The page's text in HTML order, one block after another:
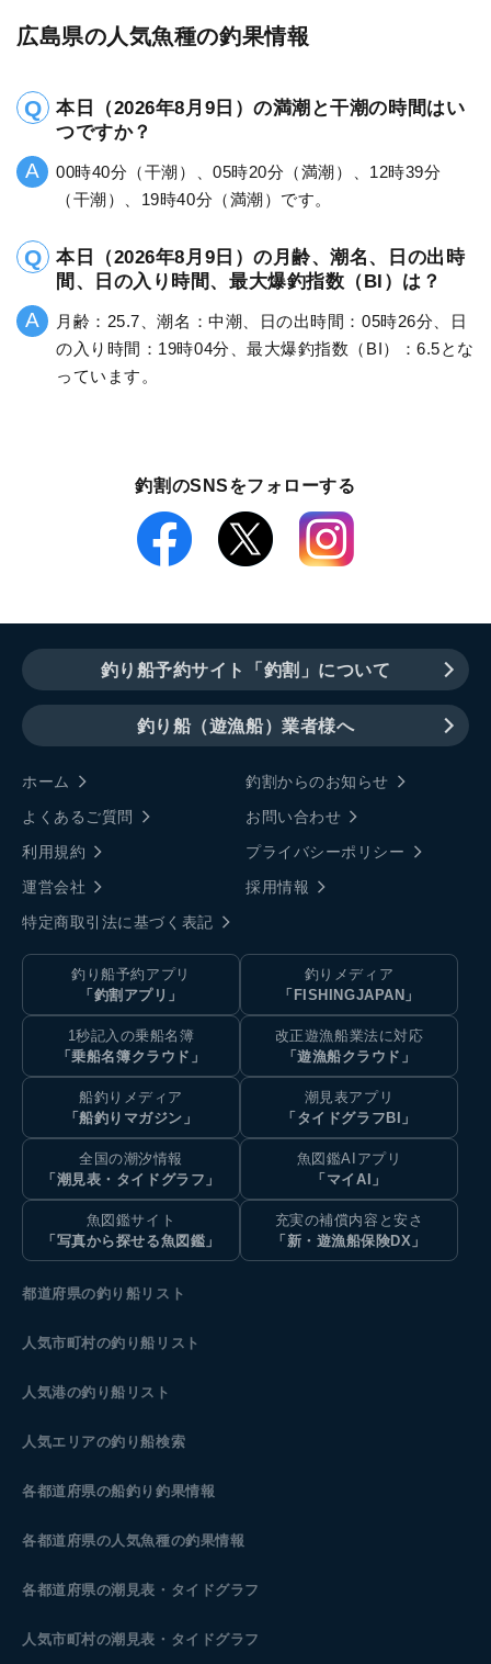
広島県の人気魚種の釣果情報
本日（2026年8月9日）の満潮と干潮の時間はい
つですか？
00時40分（干潮）、05時20分（満潮）、12時39分
（干潮）、19時40分（満潮）です。
本日（2026年8月9日）の月齢、潮名、日の出時
間、日の入り時間、最大爆釣指数（BI）は？
月齢：25.7、潮名：中潮、日の出時間：05時26分、日
の入り時間：19時04分、最大爆釣指数（BI）：6.5とな
っています。
釣割のSNSをフォローする
釣り船予約サイト「釣割」について
釣り船（遊漁船）業者様へ
ホーム
釣割からのお知らせ
よくあるご質問
お問い合わせ
利用規約
プライバシーポリシー
運営会社
採用情報
特定商取引法に基づく表記
釣り船予約アプリ
「釣割アプリ」
釣りメディア
「FISHINGJAPAN」
1秒記入の乗船名簿
「乗船名簿クラウド」
改正遊漁船業法に対応
「遊漁船クラウド」
船釣りメディア
「船釣りマガジン」
潮見表アプリ
「タイドグラフBI」
全国の潮汐情報
「潮見表・タイドグラフ」
魚図鑑AIアプリ
「マイAI」
魚図鑑サイト
「写真から探せる魚図鑑」
充実の補償内容と安さ
「新・遊漁船保険DX」
都道府県の釣り船リスト
人気市町村の釣り船リスト
人気港の釣り船リスト
人気エリアの釣り船検索
各都道府県の船釣り釣果情報
各都道府県の人気魚種の釣果情報
各都道府県の潮見表 ・タイドグラフ
人気市町村の潮見表・タイドグラフ